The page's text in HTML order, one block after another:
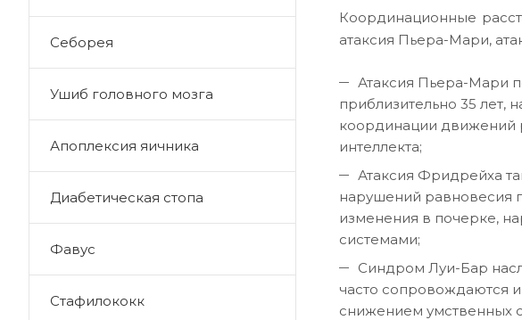
Координационные
атаксия Пьера-Мари,
Атаксия Пьера-Мари
приблизительно 35 лет,
координации движений
интеллекта;
Атаксия Фридрейха
нарушений равновесия
изменения в почерке,
системами;
Синдром Луи-Бар
часто сопровождаются
снижением умственных
Себорея
Ушиб головного мозга
Апоплексия яичника
Диабетическая стопа
Фавус
Стафилококк